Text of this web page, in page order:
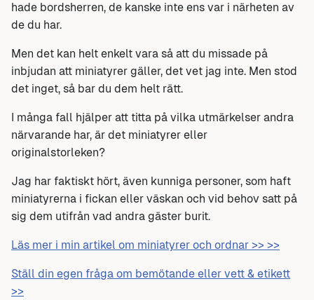
hade bordsherren, de kanske inte ens var i närheten av
de du har.
Men det kan helt enkelt vara så att du missade på
inbjudan att miniatyrer gäller, det vet jag inte. Men stod
det inget, så bar du dem helt rätt.
I många fall hjälper att titta på vilka utmärkelser andra
närvarande har, är det miniatyrer eller
originalstorleken?
Jag har faktiskt hört, även kunniga personer, som haft
miniatyrerna i fickan eller väskan och vid behov satt på
sig dem utifrån vad andra gäster burit.
Läs mer i min artikel om miniatyrer och ordnar >> >>
Ställ din egen fråga om bemötande eller vett & etikett
>>